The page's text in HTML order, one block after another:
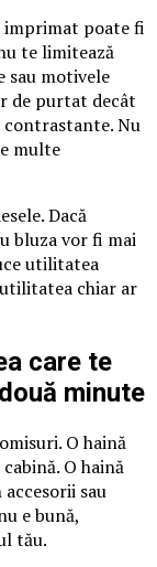
imprimat poate fi
te limitează
sau motivele
de purtat decât
Nu
multe
Dacă
bluza vor fi mai
utilitatea
chiar ar
care te
minute
O haină
O haină
sau
e bună,
tău.